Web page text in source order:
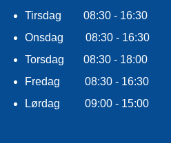
Tirsdag 08:30 - 16:30
Onsdag 08:30 - 16:30
Torsdag 08:30 - 18:00
Fredag 08:30 - 16:30
Lørdag 09:00 - 15:00